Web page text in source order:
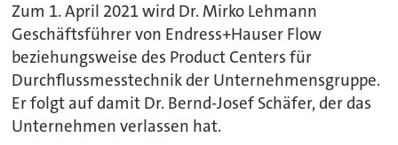
Zum 1. April 2021 wird Dr. Mirko Lehmann
Geschäftsführer von Endress+Hauser Flow
beziehungsweise des Product Centers für
Durchflussmesstechnik der Unternehmensgruppe.
Er folgt auf damit Dr. Bernd-Josef Schäfer, der das
Unternehmen verlassen hat.